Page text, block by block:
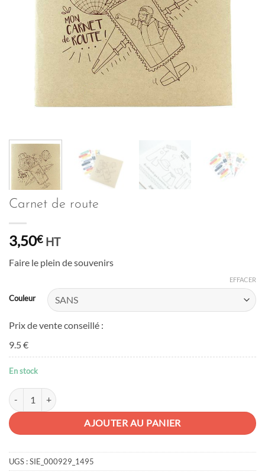
Carnet de route
3,50€ HT
Faire le plein de souvenirs
Couleur
EFFACER
Prix de vente conseillé :
9.5 €
En stock
quantité de Carnet de route
AJOUTER AU PANIER
UGS :SIE_000929_1495